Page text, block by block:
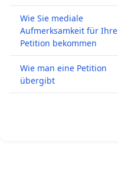
Wie Sie mediale
Aufmerksamkeit für Ihre
Petition bekommen
Wie man eine Petition
übergibt